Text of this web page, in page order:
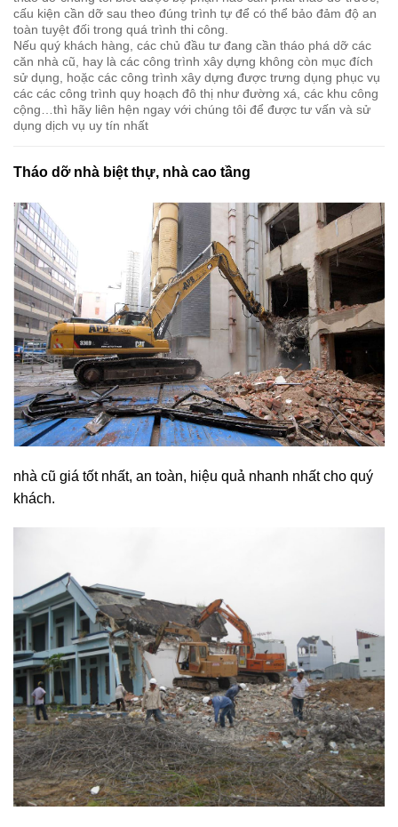
cấu kiện cần dỡ sau theo đúng trình tự để có thể bảo đảm độ an
toàn tuyệt đối trong quá trình thi công.
Nếu quý khách hàng, các chủ đầu tư đang cần tháo phá dỡ các
căn nhà cũ, hay là các công trình xây dựng không còn mục đích
sử dụng, hoặc các công trình xây dựng được trưng dụng phục vụ
các các công trình quy hoạch đô thị như đường xá, các khu công
cộng…thì hãy liên hện ngay với chúng tôi để được tư vấn và sử
dụng dịch vụ uy tín nhất
Tháo dỡ nhà biệt thự, nhà cao tầng
nhà cũ giá tốt nhất, an toàn, hiệu quả nhanh nhất cho quý
khách.